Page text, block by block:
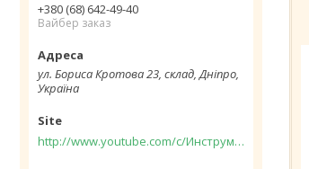
+380 (68) 642-49-40
Вайбер заказ
ул. Бориса Кротова 23, склад, Дніпро,
Україна
http://www.youtube.com/c/Инструментцентр12